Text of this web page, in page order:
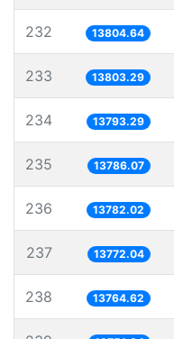
232 13804.64
233 13803.29
234 13793.29
235 13786.07
236 13782.02
237 13772.04
238 13764.62